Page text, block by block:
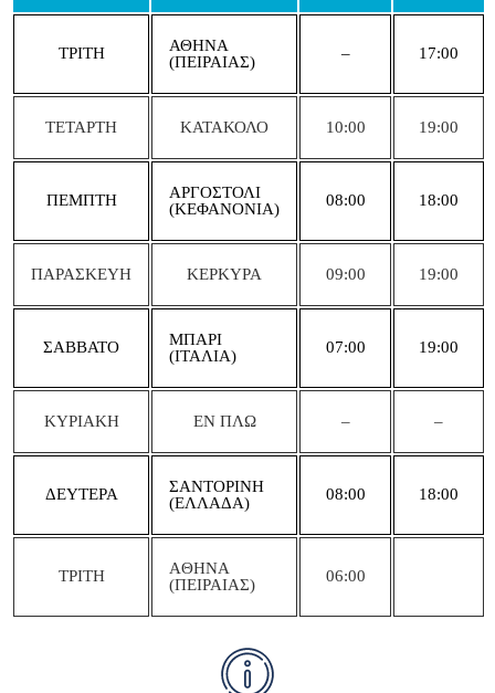
ΤΡΙΤΗ
ΑΘΗΝΑ
(ΠΕΙΡΑΙΑΣ)
– 17:00
ΤΕΤΑΡΤΗ ΚΑΤΑΚΟΛΟ 10:00 19:00
ΠΕΜΠΤΗ
ΑΡΓΟΣΤΟΛΙ
(ΚΕΦΑΝΟΝΙΑ)
08:00 18:00
ΠΑΡΑΣΚΕΥΗ ΚΕΡΚΥΡΑ 09:00 19:00
ΣΑΒΒΑΤΟ
ΜΠΑΡΙ
(ΙΤΑΛΙΑ)
07:00 19:00
ΚΥΡΙΑΚΗ ΕΝ ΠΛΩ – –
ΔΕΥΤΕΡΑ
ΣΑΝΤΟΡΙΝΗ
(ΕΛΛΑΔΑ)
08:00 18:00
ΤΡΙΤΗ
AΘΗΝΑ
(ΠΕΙΡΑΙΑΣ)
06:00